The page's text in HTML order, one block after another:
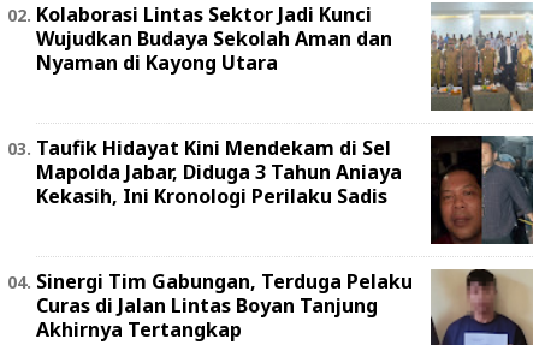
Kolaborasi Lintas Sektor Jadi Kunci
Wujudkan Budaya Sekolah Aman dan
Nyaman di Kayong Utara
Taufik Hidayat Kini Mendekam di Sel
Mapolda Jabar, Diduga 3 Tahun Aniaya
Kekasih, Ini Kronologi Perilaku Sadis
Sinergi Tim Gabungan, Terduga Pelaku
Curas di Jalan Lintas Boyan Tanjung
Akhirnya Tertangkap